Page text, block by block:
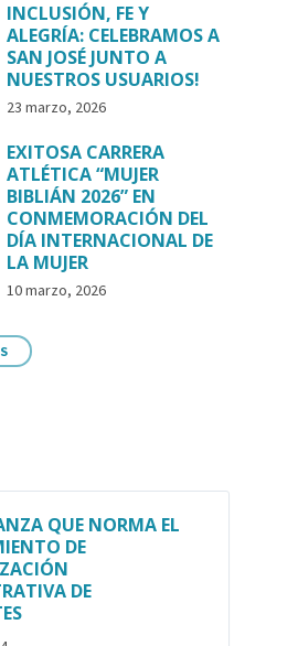
INCLUSIÓN, FE Y
ALEGRÍA: CELEBRAMOS A
SAN JOSÉ JUNTO A
NUESTROS USUARIOS!
23 marzo, 2026
EXITOSA CARRERA
ATLÉTICA “MUJER
BIBLIÁN 2026” EN
CONMEMORACIÓN DEL
DÍA INTERNACIONAL DE
LA MUJER
10 marzo, 2026
QUE NORMA EL
DE
DE